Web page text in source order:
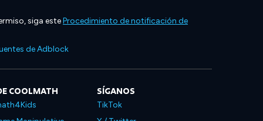
siga esteProcedimiento de notificación de
de Adblock
COOLMATH SÍGANOS
TikTok